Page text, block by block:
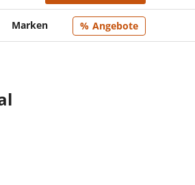
Marken Angebote